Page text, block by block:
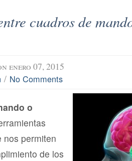
cuadros de
enero 07, 2015
/ No Comments
o
nos permiten
de los